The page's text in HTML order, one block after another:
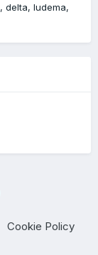
delta ludema
Cookie Policy